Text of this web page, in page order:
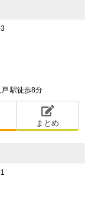
駅徒歩8分
まとめ